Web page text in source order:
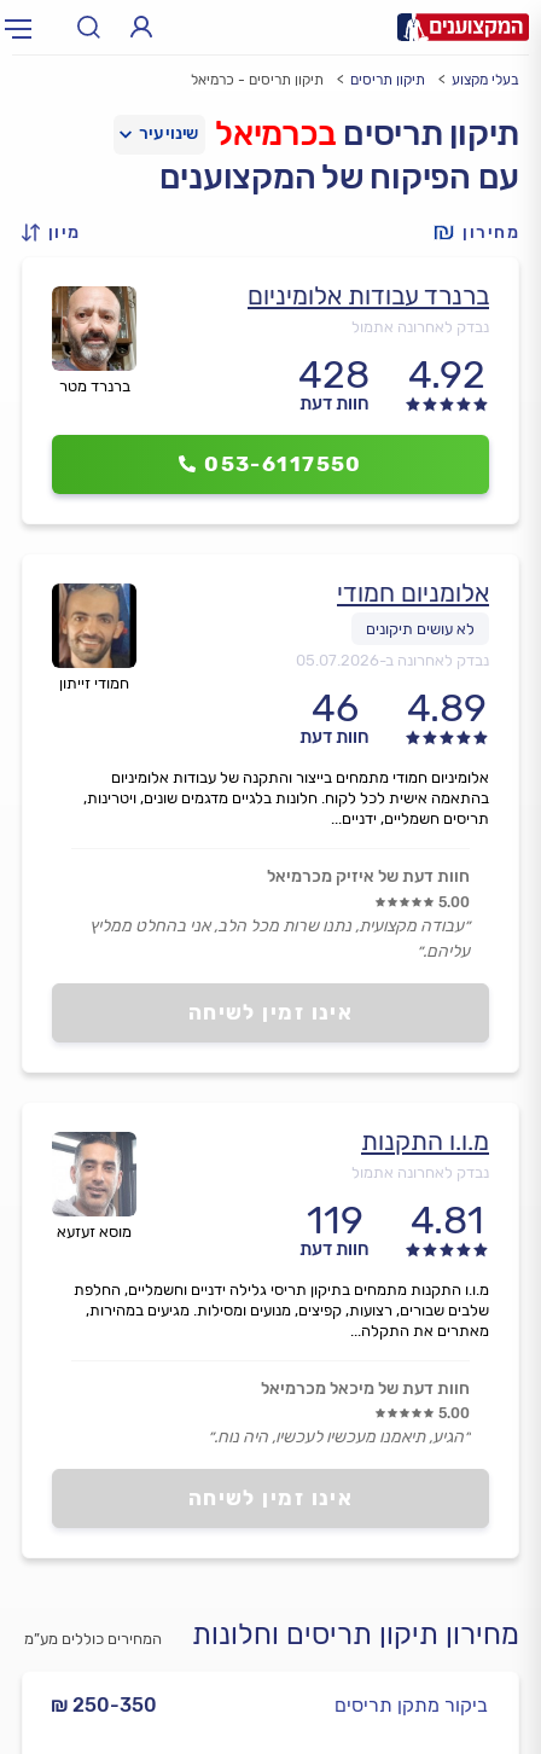
עירעיר: תל אביב, חיפה…
בעלי מקצוע תיקון תריסים תיקון תריסים - כרמיאל
תיקון תריסים בכרמיאל
עם הפיקוח של המקצוענים
מחירון מיון
ברנרד מטר
ברנרד עבודות אלומיניום
נבדק לאחרונה אתמול
4.92
428
חוות דעת
053-6117550
חמודי זייתון
אלומניום חמודי
נבדק לאחרונה ב-05.07.2026
4.89
46
חוות דעת
אינו זמין לשיחה
אלומיניום חמודי מתמחים בייצור והתקנה של עבודות אלומיניום
בהתאמה אישית לכל לקוח. חלונות בלגיים מדגמים שונים, ויטרינות,
תריסים חשמליים, ידניים...
חוות דעת של איזיק מכרמיאל
5.00
״עבודה מקצועית, נתנו שרות מכל הלב, אני בהחלט ממליץ
עליהם.״
מוסא זעזעא
מ.ו.ו התקנות
נבדק לאחרונה אתמול
4.81
119
חוות דעת
אינו זמין לשיחה
מ.ו.ו התקנות מתמחים בתיקון תריסי גלילה ידניים וחשמליים, החלפת
שלבים שבורים, רצועות, קפיצים, מנועים ומסילות. מגיעים במהירות,
מאתרים את התקלה...
חוות דעת של מיכאל מכרמיאל
5.00
״הגיע, תיאמנו מעכשיו לעכשיו, היה נוח.״
מחירון תיקון תריסים וחלונות המחירים כוללים מע”מ
₪ 250-350 ביקור מתקן תריסים